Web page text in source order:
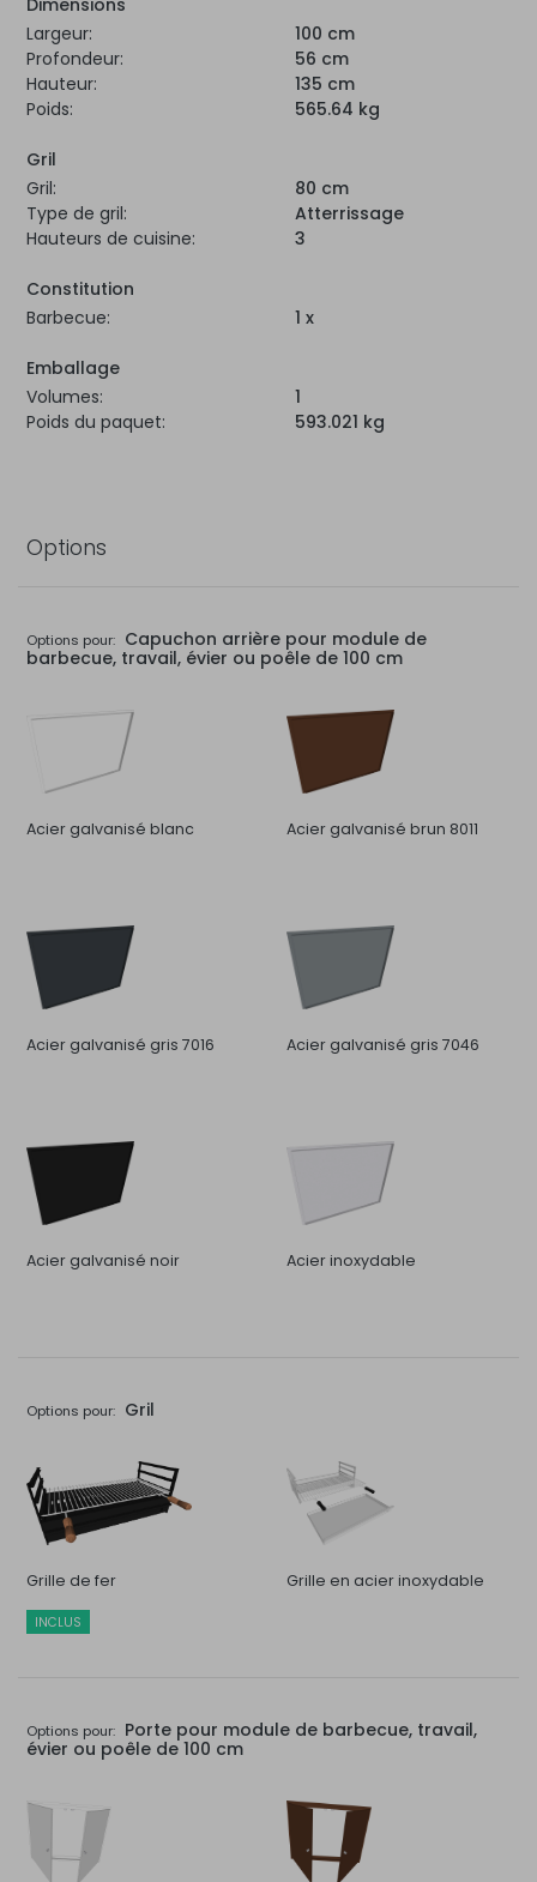
Dimensions
Largeur:
100 cm
Profondeur:
56 cm
Hauteur:
135 cm
Poids:
565.64 kg
Gril
Gril:
80 cm
Type de gril:
Atterrissage
Hauteurs de cuisine:
3
Constitution
Barbecue:
1 x
Emballage
Volumes:
1
Poids du paquet:
593.021 kg
Options
Options pour: Capuchon arrière pour module de
barbecue, travail, évier ou poêle de 100 cm
Acier galvanisé blanc Acier galvanisé brun 8011
Acier galvanisé gris 7016 Acier galvanisé gris 7046
Acier galvanisé noir Acier inoxydable
Options pour: Gril
Grille de fer
INCLUS
Grille en acier inoxydable
Options pour: Porte pour module de barbecue, travail,
évier ou poêle de 100 cm